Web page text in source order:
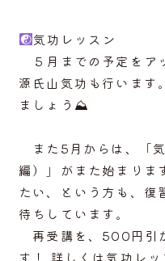
気功レッスン
５月までの予定をア
源氏山気功も行います
ましょう⛰
また5月からは、「
編）」がまた始まりま
たい、という方も、復
待ちしています。
再受講を、500円引
す！ 詳しくは気功レ